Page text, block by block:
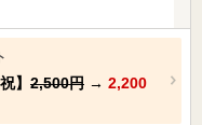
】 2,500円 → 2,200